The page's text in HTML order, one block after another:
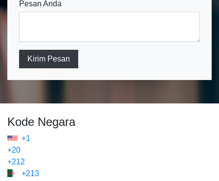
Pesan Anda
Kirim Pesan
Kode Negara
+1
+20
+212
+213